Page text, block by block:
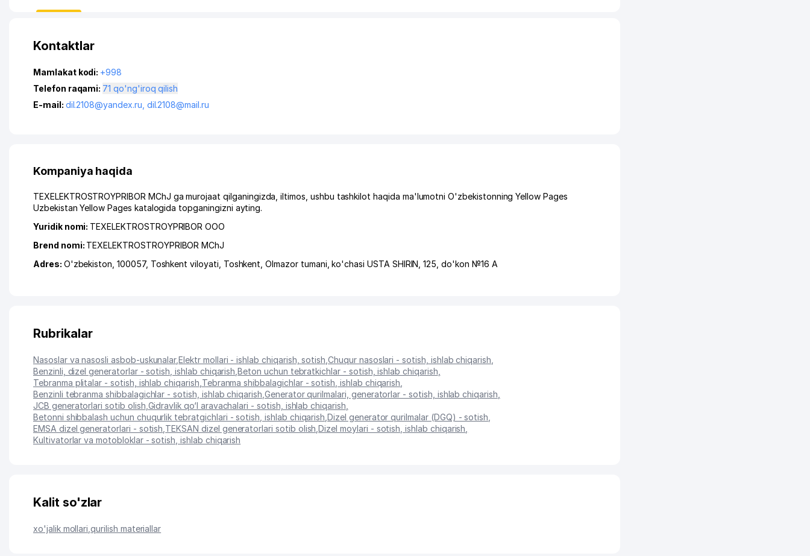
Kontaktlar
Mamlakat kodi: +998
Telefon raqami:
71 qo'ng'iroq qilish
E-mail: dil.2108@yandex.ru dil.2108@mail.ru
Kompaniya haqida
TEXELEKTROSTROYPRIBOR MChJ ga murojaat qilganingizda, iltimos, ushbu tashkilot haqida ma'lumotni O'zbekistonning Yellow Pages
Uzbekistan Yellow Pages katalogida topganingizni ayting.
Yuridik nomi: TEXELEKTROSTROYPRIBOR ООО
Brend nomi: TEXELEKTROSTROYPRIBOR MChJ
Adres: O'zbekiston, 100057, Toshkent viloyati Toshkent ,Olmazor tumani ,ko'chasi USTA SHIRIN , 125, do'kon №16 A
Rubrikalar
Nasoslar va nasosli asbob-uskunalar,Elektr mollari - ishlab chiqarish, sotish ,Chuqur nasoslari - sotish, ishlab chiqarish
Benzinli, dizel generatorlar - sotish, ishlab chiqarish ,Beton uchun tebratkichlar - sotish, ishlab chiqarish
Tebranma plitalar - sotish, ishlab chiqarish Tebranma shibbalagichlar - sotish, ishlab chiqarish
Benzinli tebranma shibbalagichlar - sotish, ishlab chiqarish Generator qurilmalari, generatorlar - sotish, ishlab chiqarish
JCB generatorlari sotib olish Gidravlik qo‘l aravachalari - sotish, ishlab chiqarish
Betonni shibbalash uchun chuqurlik tebratgichlari - sotish, ishlab chiqarish ,Dizel generator qurilmalar (DGQ) - sotish
EMSA dizel generatorlari - sotish TEKSAN dizel generatorlari sotib olish ,Dizel moylari - sotish, ishlab chiqarish
Kultivatorlar va motobloklar - sotish, ishlab chiqarish
Kalit so'zlar
xo'jalik mollari ,qurilish materiallar